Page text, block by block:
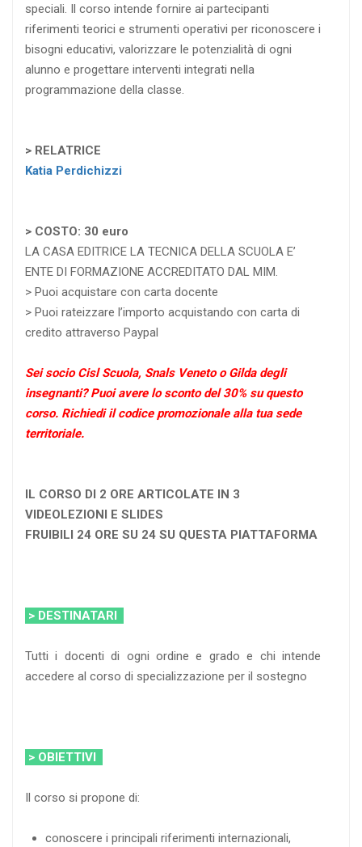
speciali. Il corso intende fornire ai partecipanti
riferimenti teorici e strumenti operativi per riconoscere i
bisogni educativi, valorizzare le potenzialità di ogni
alunno e progettare interventi integrati nella
programmazione della classe.
> RELATRICE
Katia Perdichizzi
> COSTO: 30 euro
LA CASA EDITRICE LA TECNICA DELLA SCUOLA E’
ENTE DI FORMAZIONE ACCREDITATO DAL MIM.
> Puoi acquistare con carta docente
> Puoi rateizzare l’importo acquistando con carta di
credito attraverso Paypal
Sei socio Cisl Scuola, Snals Veneto o Gilda degli
insegnanti? Puoi avere lo sconto del 30% su questo
corso. Richiedi il codice promozionale alla tua sede
territoriale.
IL CORSO DI 2 ORE ARTICOLATE IN 3
VIDEOLEZIONI E SLIDES
FRUIBILI 24 ORE SU 24 SU QUESTA PIATTAFORMA
> DESTINATARI
Tutti i docenti di ogni ordine e grado e chi intende
accedere al corso di specializzazione per il sostegno
> OBIETTIVI
Il corso si propone di:
conoscere i principali riferimenti internazionali,